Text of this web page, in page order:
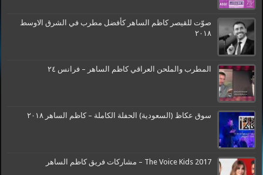
صوّت للقيصر كاظم الساهر كأفضل مطرب في الشرق الاوسط
٢٠١٨
المطرب والملحن العراقي كاظم الساهر – فرانس ٢٤
سوق عكاظ (السعودية) الحفلة الكاملة – كاظم الساهر ٢٠١٨
The Voice Kids 2017 – مشاركات فريق كاظم الساهر